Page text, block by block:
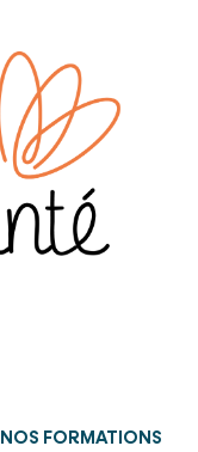
NOS FORMATIONS